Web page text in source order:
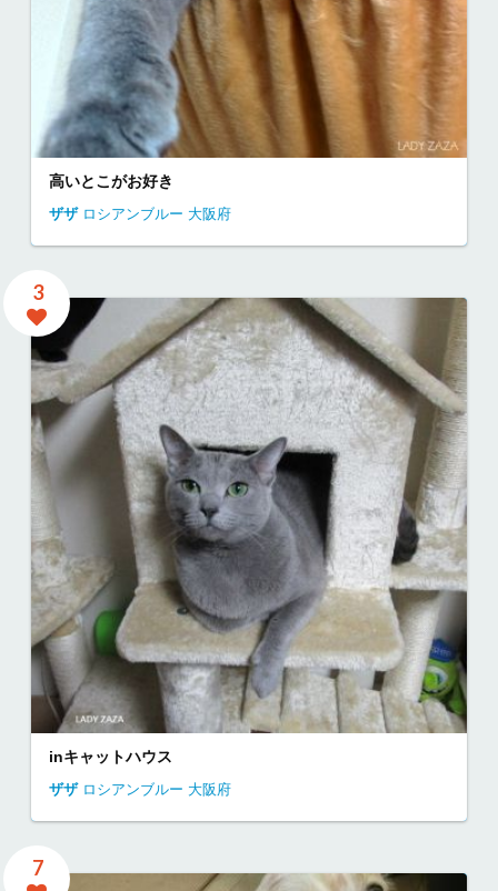
高いとこがお好き
ザザ ロシアンブルー 大阪府
3
inキャットハウス
ザザ ロシアンブルー 大阪府
7